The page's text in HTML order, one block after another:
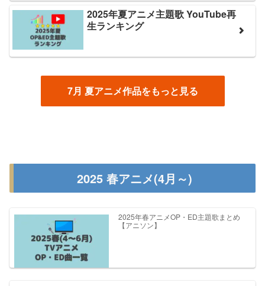
2025年夏アニメ主題歌 YouTube再
生ランキング
7月 夏アニメ作品をもっと見る
2025 春アニメ(4月～)
2025年春アニメOP・ED主題歌まとめ
【アニソン】